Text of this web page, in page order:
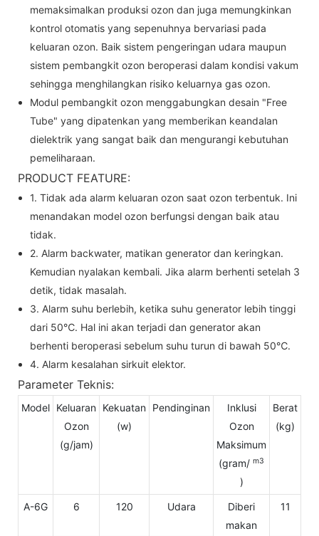
memaksimalkan produksi ozon dan juga memungkinkan
kontrol otomatis yang sepenuhnya bervariasi pada
keluaran ozon. Baik sistem pengeringan udara maupun
sistem pembangkit ozon beroperasi dalam kondisi vakum
sehingga menghilangkan risiko keluarnya gas ozon.
Modul pembangkit ozon menggabungkan desain "Free
Tube" yang dipatenkan yang memberikan keandalan
dielektrik yang sangat baik dan mengurangi kebutuhan
pemeliharaan.
PRODUCT FEATURE:
1. Tidak ada alarm keluaran ozon saat ozon terbentuk. Ini
menandakan model ozon berfungsi dengan baik atau
tidak.
2. Alarm backwater, matikan generator dan keringkan.
Kemudian nyalakan kembali. Jika alarm berhenti setelah 3
detik, tidak masalah.
3. Alarm suhu berlebih, ketika suhu generator lebih tinggi
dari 50℃. Hal ini akan terjadi dan generator akan
berhenti beroperasi sebelum suhu turun di bawah 50℃.
4. Alarm kesalahan sirkuit elektor.
Parameter Teknis:
Model Keluaran
Ozon
(g/jam)
Kekuatan
(w)
Pendinginan
Inklusi
Ozon
Maksimum
(gram/ m3
)
Berat
(kg)
A-6G 6 120 Udara
Diberi
makan
11